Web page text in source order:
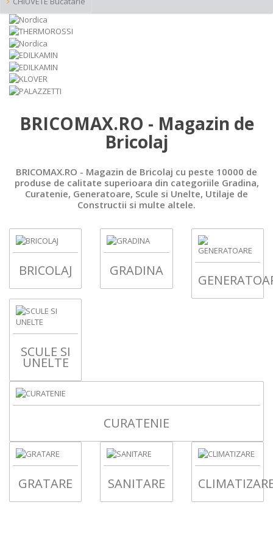
BRICOMAX.RO - Magazin de
Bricolaj
BRICOMAX.RO - Magazin de Bricolaj cu peste 10000 de
produse de calitate superioara din categoriile Gradina,
Curatenie, Generatoare, Scule si Unelte, Utilaje de
Constructii si multe altele.
BRICOLAJ GRADINA
SCULE SI
UNELTE
CURATENIE
GRATARE SANITARE